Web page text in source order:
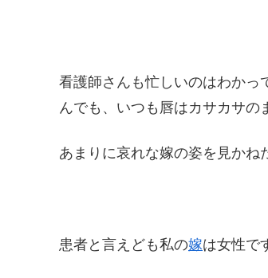
看護師さんも忙しいのはわかっ
んでも、いつも唇はカサカサの
あまりに哀れな嫁の姿を見かね
患者と言えども私の嫁は女性で